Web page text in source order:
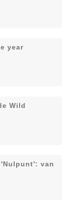
year
Wild
van